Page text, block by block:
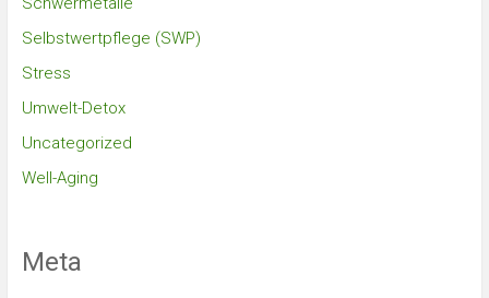
Selbstwertpflege (SWP)
Stress
Umwelt-Detox
Uncategorized
Well-Aging
Meta